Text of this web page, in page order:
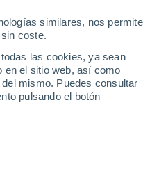
similares, nos permite
coste.
las cookies, ya sean
en el sitio web, así como
mismo. Puedes consultar
pulsando el botón
Región